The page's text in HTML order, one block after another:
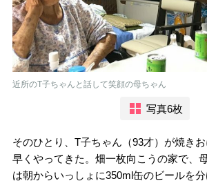
近所のT子ちゃんと話して笑顔の母ちゃん
写真6枚
そのひとり、T子ちゃん（93才）が焼き
早くやってきた。畑一枚向こうの家で、
は朝からいっしょに350ml缶のビールを